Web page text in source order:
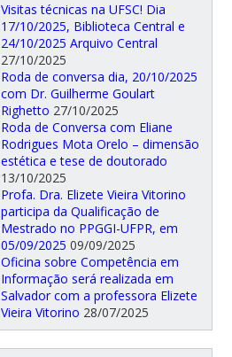
Visitas técnicas na UFSC! Dia
17/10/2025, Biblioteca Central e
24/10/2025 Arquivo Central
27/10/2025
Roda de conversa dia, 20/10/2025
com Dr. Guilherme Goulart
Righetto 27/10/2025
Roda de Conversa com Eliane
Rodrigues Mota Orelo – dimensão
estética e tese de doutorado
13/10/2025
Profa. Dra. Elizete Vieira Vitorino
participa da Qualificação de
Mestrado no PPGGI-UFPR, em
05/09/2025 09/09/2025
Oficina sobre Competência em
Informação será realizada em
Salvador com a professora Elizete
Vieira Vitorino 28/07/2025